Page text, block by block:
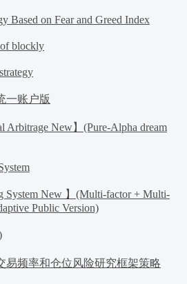
Based on Fear and Greed Index
blockly
一账户版
Arbitrage New】(Pure-Alpha dream
System New 】(Multi-factor + Multi-
Public Version)
易频率和仓位风险研究框架策略